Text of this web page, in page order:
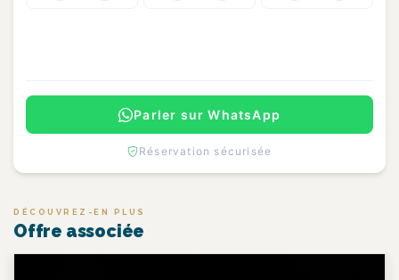
Parler sur WhatsApp
Réservation sécurisée
DÉCOUVREZ-EN PLUS
Offre associée